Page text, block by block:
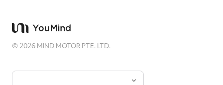
©2026 MIND MOTOR PTE. LTD.